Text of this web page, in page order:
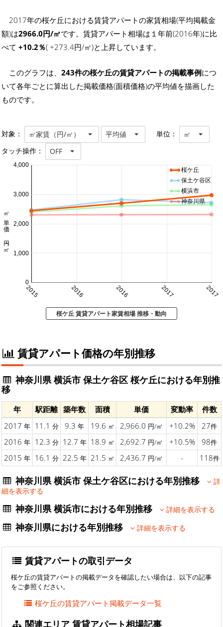
2017年の桜ケ丘における賃貸アパートの家賃相場(平均掲載金
額)は2966.0円/㎡です。賃貸アパート相場は１年前(2016年)に比
べて +10.2％( +273.4円/㎡)と上昇しています。
このグラフは、 243件の桜ケ丘の賃貸アパートの掲載事例につ
いて各年ごとに算出した掲載価格(面積価格)の平均値を描画した
ものです。
対象： ㎡家賃（円/㎡） 平均値 単位： ㎡
タッチ操作： OFF
2015 2016 2016 2017 2017
0
1,000
2,000
3,000
4,000
㎡単価 円/㎡
桜ケ丘
保土ケ谷区
横浜市
神奈川県
桜ケ丘 賃貸アパート家賃相場 推移・動向
賃貸アパート価格の年別推移
神奈川県 横浜市 保土ケ谷区 桜ケ丘における年別推
移
年 駅距離 築年数 面積 単価 変動率
件数
2017 年 11.1 分 9.3 年 19.6 ㎡ 2,966.0 円/㎡ +10.2% 27件
2016 年 12.3 分 12.7 年 18.9 ㎡ 2,692.7 円/㎡ +10.5% 98件
2015 年 16.1 分 22.5 年 21.5 ㎡ 2,436.7 円/㎡ - 118件
神奈川県 横浜市 保土ケ谷区における年別推移
詳
細を表示する
神奈川県 横浜市における年別推移 詳細を表示する
神奈川県における年別推移 詳細を表示する
賃貸アパートの取引データ
桜ケ丘の賃貸アパートの掲載データを確認したい場合は、以下の記事
をご参照ください。
桜ケ丘の賃貸アパート掲載データ一覧
関連エリア 賃貸アパート相場記事